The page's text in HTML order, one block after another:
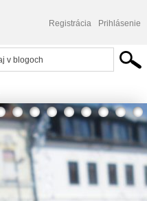
Registrácia Prihlásenie